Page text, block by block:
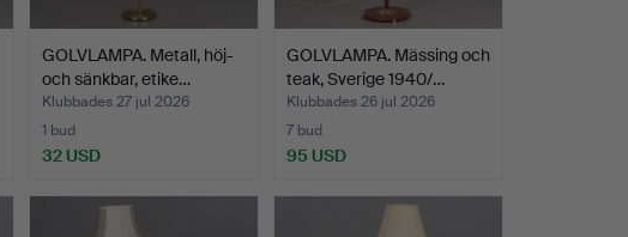
GOLVLAMPA. Metall, höj-
och sänkbar, etike…
Klubbades 27 jul 2026
1 bud
32 USD
GOLVLAMPA. Mässing och
teak, Sverige 1940/…
Klubbades 26 jul 2026
7 bud
95 USD